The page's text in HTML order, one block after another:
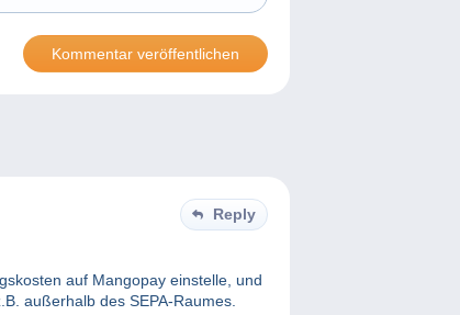
Reply
auf Mangopay einstelle, und
außerhalb des SEPA-Raumes.